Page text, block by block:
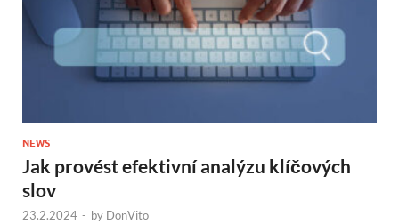
NEWS
Jak provést efektivní analýzu klíčových
slov
23.2.2024 - by DonVito